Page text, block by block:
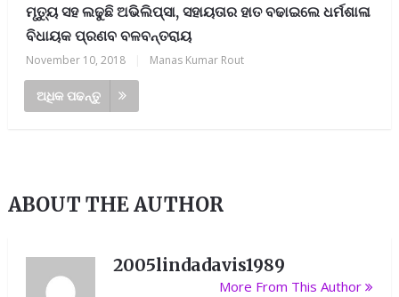
ମୃତ୍ୟୁ ସହ ଲଢୁଛି ଅଭିଲିପ୍ସା, ସହାୟତାର ହାତ ବଢାଇଲେ ଧର୍ମଶାଳା
ବିଧାୟକ ପ୍ରଣବ ବଳବନ୍ତରାୟ
November 10, 2018 Manas Kumar Rout
ଅଧିକ ପଢନ୍ତୁ
ABOUT THE AUTHOR
2005lindadavis1989
More From This Author